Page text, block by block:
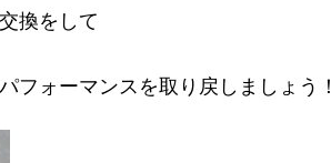
換をして
フォーマンスを取り戻しましょう！